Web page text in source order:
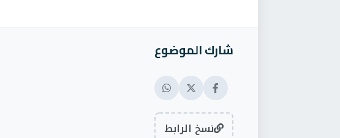
شارك الموضوع
نسخ الرابط